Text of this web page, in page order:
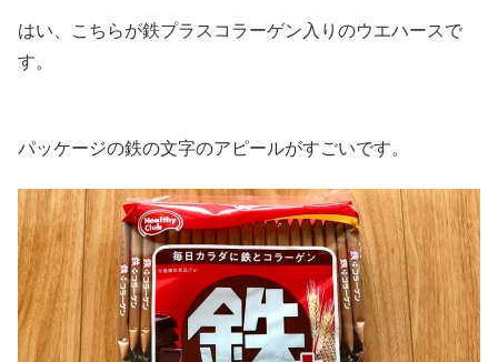
はい、こちらが鉄プラスコラーゲン入りのウエハースで
す。
パッケージの鉄の文字のアピールがすごいです。